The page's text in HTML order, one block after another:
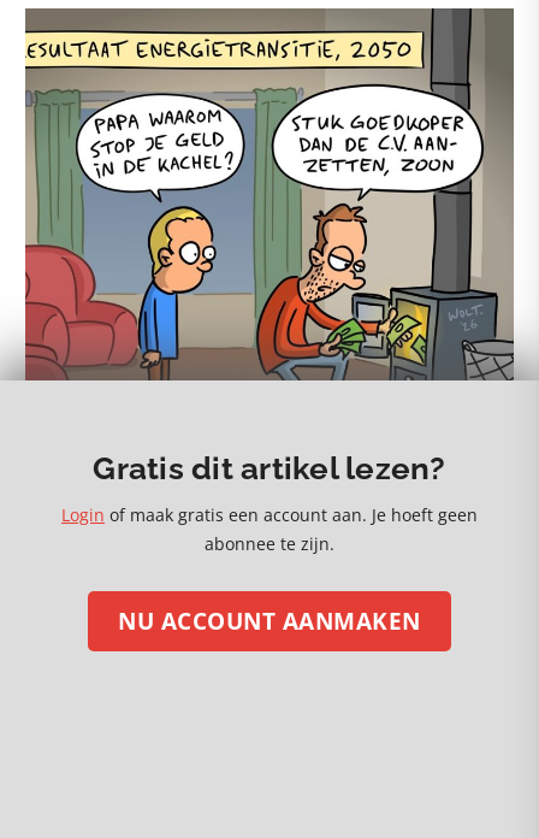
30 juni 2026
De mislukkende energietransitie gaat ons veel geld
kosten
Gratis dit artikel lezen?
Login of maak gratis een account aan. Je hoeft geen
abonnee te zijn.
NU ACCOUNT AANMAKEN